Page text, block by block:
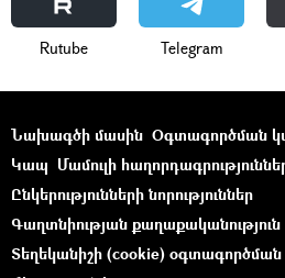
Rutube Telegram
Նախագծի մասին Օգտագործման
Կապ Մամուլի
Ընկերությունների նորություններ
Գաղտնիության քաղաքականություն
Տեղեկանիշի (cookie) օգտագործման